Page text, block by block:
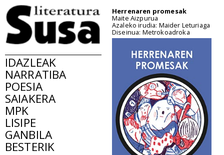
IDAZLEAK
NARRATIBA
POESIA
SAIAKERA
MPK
LISIPE
GANBILA
BESTERIK
Herrenaren promesak
Maite Aizpurua
Azaleko irudia: Maider Leturiaga
Diseinua: Metrokoadroka